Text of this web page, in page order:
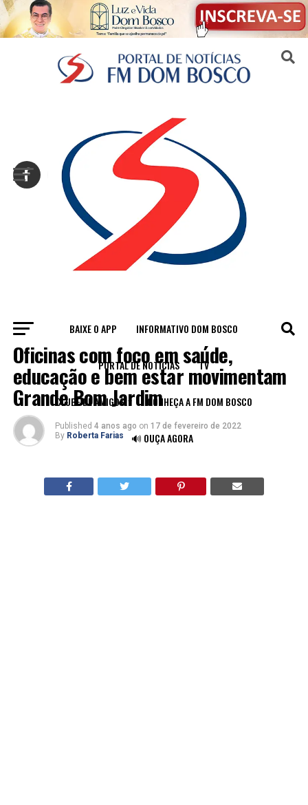
BAIXE O APP INFORMATIVO DOM BOSCO
PORTAL DE NOTÍCIAS TV
CLUBE DE AMIGOS CONHEÇA A FM DOM BOSCO
🔊 OUÇA AGORA
LEGADO
Oficinas com foco em saúde,
educação e bem estar movimentam
Grande Bom Jardim
Published 4 anos ago on 17 de fevereiro de 2022
By Roberta Farias
Sair da versão mobile